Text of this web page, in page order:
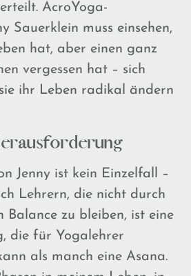
AcroYoga-
Sauerklein muss einsehen,
hat, aber einen ganz
vergessen hat – sich
ihr Leben radikal ändern
Jenny ist kein Einzelfall –
Lehrern, die nicht durch
Balance zu bleiben, ist eine
die für Yogalehrer
als manch eine Asana.